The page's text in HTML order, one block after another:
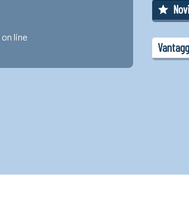
on line